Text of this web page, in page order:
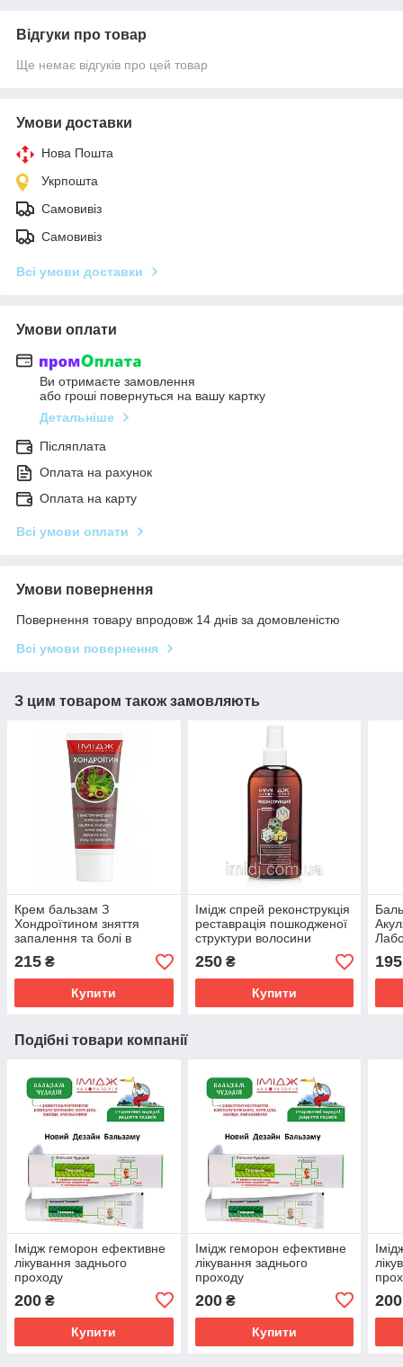
Відгуки про товар
Ще немає відгуків про цей товар
Умови доставки
Нова Пошта
Укрпошта
Самовивіз
Самовивіз
Всі умови доставки
Умови оплати
Ви отримаєте замовлення
або гроші повернуться на вашу картку
Детальніше
Післяплата
Оплата на рахунок
Оплата на карту
Всі умови оплати
Умови повернення
Повернення товару впродовж 14 днів за домовленістю
Всі умови повернення
З цим товаром також замовляють
Крем бальзам З
Хондроїтином зняття
запалення та болі в
суглобах, м'язах і хребті
Імідж Лабораторія
215 ₴
Купити
Імідж спрей реконструкція
реставрація пошкодженої
структури волосини
250₴
Купити
195
Подібні товари компанії
Імідж геморон ефективне
лікування заднього
проходу
200 ₴
Купити
Імідж геморон ефективне
лікування заднього
проходу
200₴
Купити
200